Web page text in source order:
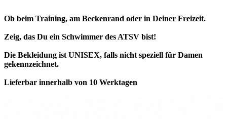
Ob beim Training, am Beckenrand oder in Deiner Freizeit.
Zeig, das Du ein Schwimmer des ATSV bist!
Die Bekleidung ist UNISEX, falls nicht speziell für Damen
gekennzeichnet.
Lieferbar innerhalb von 10 Werktagen